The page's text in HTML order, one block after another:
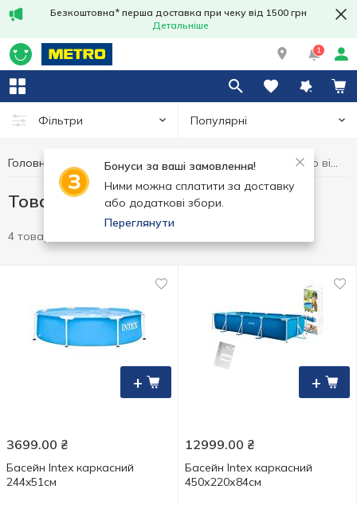
Безкоштовна* перша доставка при чеку від 1500 грн
Детальніше
1
Фільтри Популярні
Бонуси за ваші замовлення!
Ними можна сплатити за доставку
або додаткові збори.
Переглянути
Головна Хобі та відпочинок Товари для активного відпочинку
Товари для активного відпочинку
4 товари
+
3699.00 ₴
Басейн Intex каркасний
244x51см
+
12999.00 ₴
Басейн Intex каркасний
450х220х84см